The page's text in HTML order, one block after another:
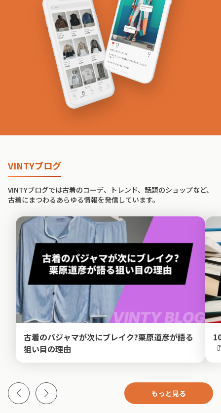
VINTYブログ
VINTYブログでは古着のコーデ、トレンド、話題のショップなど、
古着にまつわるあらゆる情報を発信しています。
古着のパジャマが次にブレイク?栗原道彦が語る
狙い目の理由
もっと見る